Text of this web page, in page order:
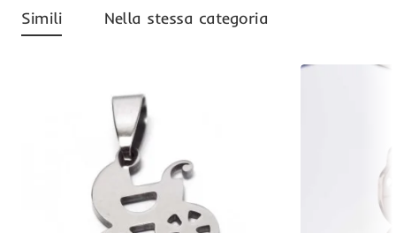
Simili Nella stessa categoria